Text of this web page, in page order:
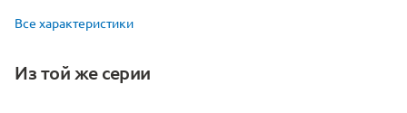
Все характеристики
Из той же серии